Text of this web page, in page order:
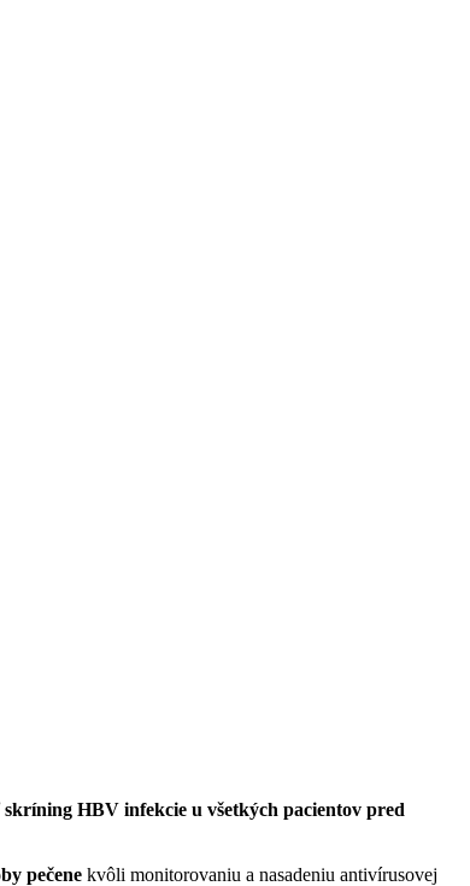
HBV infekcie u všetkých pacientov pred
pečene kvôli monitorovaniu a nasadeniu antivírusovej